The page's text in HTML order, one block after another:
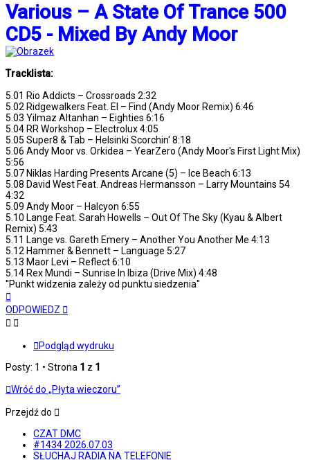
Various – A State Of Trance 500
CD5 - Mixed By Andy Moor
Tracklista:
5.01 Rio Addicts – Crossroads 2:32
5.02 Ridgewalkers Feat. El – Find (Andy Moor Remix) 6:46
5.03 Yilmaz Altanhan – Eighties 6:16
5.04 RR Workshop – Electrolux 4:05
5.05 Super8 & Tab – Helsinki Scorchin' 8:18
5.06 Andy Moor vs. Orkidea – YearZero (Andy Moor's First Light Mix)
5:56
5.07 Niklas Harding Presents Arcane (5) – Ice Beach 6:13
5.08 David West Feat. Andreas Hermansson – Larry Mountains 54
4:32
5.09 Andy Moor – Halcyon 6:55
5.10 Lange Feat. Sarah Howells – Out Of The Sky (Kyau & Albert
Remix) 5:43
5.11 Lange vs. Gareth Emery – Another You Another Me 4:13
5.12 Hammer & Bennett – Language 5:27
5.13 Maor Levi – Reflect 6:10
5.14 Rex Mundi – Sunrise In Ibiza (Drive Mix) 4:48
''Punkt widzenia zależy od punktu siedzenia''
górę
ODPOWIEDZ
Podgląd wydruku
Posty: 1 • Strona 1 z 1
Wróć do „Płyta wieczoru”
Przejdź do
CZAT DMC
#1434 2026.07.03
SŁUCHAJ RADIA NA TELEFONIE